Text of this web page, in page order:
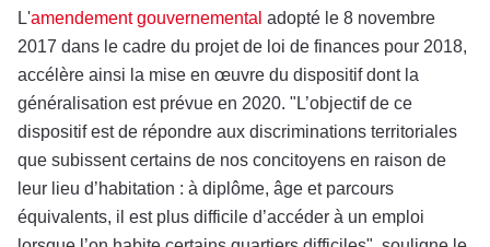
L'amendement gouvernemental adopté le 8 novembre
2017 dans le cadre du projet de loi de finances pour 2018,
accélère ainsi la mise en œuvre du dispositif dont la
généralisation est prévue en 2020. "L’objectif de ce
dispositif est de répondre aux discriminations territoriales
que subissent certains de nos concitoyens en raison de
leur lieu d’habitation : à diplôme, âge et parcours
équivalents, il est plus difficile d’accéder à un emploi